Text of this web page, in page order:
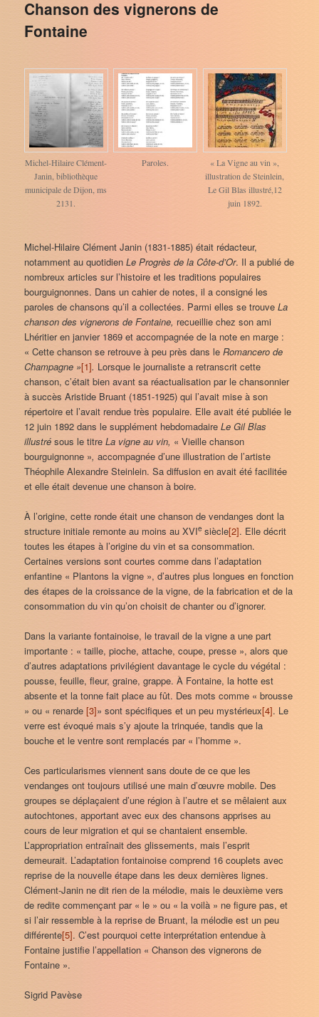
Chanson des vignerons de
Fontaine
Michel-Hilaire Clément-
Janin, bibliothèque
municipale de Dijon, ms
2131.
Paroles.
« La Vigne au vin »,
illustration de Steinlein,
Le Gil Blas illustré,12
juin 1892.
Michel-Hilaire Clément Janin (1831-1885) était rédacteur,
notamment au quotidienLe Progrès de la Côte-d’Or. Il a publié de
nombreux articles sur l’histoire et les traditions populaires
bourguignonnes. Dans un cahier de notes, il a consigné les
paroles de chansons qu’il a collectées. Parmi elles se trouveLa
chanson des vignerons de Fontaine, recueillie chez son ami
Lhéritier en janvier 1869 et accompagnée de la note en marge :
« Cette chanson se retrouve à peu près dans leRomancero de
Champagne »[1]. Lorsque le journaliste a retranscrit cette
chanson, c’était bien avant sa réactualisation par le chansonnier
à succès Aristide Bruant (1851-1925) qui l’avait mise à son
répertoire et l’avait rendue très populaire. Elle avait été publiée le
12 juin 1892 dans le supplément hebdomadaireLe Gil Blas
illustré sous le titreLa vigne au vin, « Vieille chanson
bourguignonne »,accompagnée d’une illustration de l’artiste
Théophile Alexandre Steinlein. Sa diffusion en avait été facilitée
et elle était devenue une chanson à boire.
À l’origine, cette ronde était une chanson de vendanges dont la
structure initiale remonte au moins au XVIe siècle[2]. Elle décrit
toutes les étapes à l’origine du vin et sa consommation.
Certaines versions sont courtes comme dans l’adaptation
enfantine « Plantons la vigne », d’autres plus longues en fonction
des étapes de la croissance de la vigne, de la fabrication et de la
consommation du vin qu’on choisit de chanter ou d’ignorer.
Dans la variante fontainoise, le travail de la vigne a une part
importante : « taille, pioche, attache, coupe, presse », alors que
d’autres adaptations privilégient davantage le cycle du végétal :
pousse, feuille, fleur, graine, grappe. À Fontaine, la hotte est
absente et la tonne fait place au fût. Des mots comme « brousse
» ou « renarde[3]» sont spécifiques et un peu mystérieux[4]. Le
verre est évoqué mais s’y ajoute la trinquée, tandis que la
bouche et le ventre sont remplacés par « l’homme ».
Ces particularismes viennent sans doute de ce que les
vendanges ont toujours utilisé une main d’œuvre mobile. Des
groupes se déplaçaient d’une région à l’autre et se mêlaient aux
autochtones, apportant avec eux des chansons apprises au
cours de leur migration et qui se chantaient ensemble.
L’appropriation entraînait des glissements, mais l’esprit
demeurait. L’adaptation fontainoise comprend 16 couplets avec
reprise de la nouvelle étape dans les deux dernières lignes.
Clément-Janin ne dit rien de la mélodie, mais le deuxième vers
de redite commençant par « le » ou « la voilà » ne figure pas, et
si l’air ressemble à la reprise de Bruant, la mélodie est un peu
différente[5]. C’est pourquoi cette interprétation entendue à
Fontaine justifie l’appellation « Chanson des vignerons de
Fontaine ».
Sigrid Pavèse